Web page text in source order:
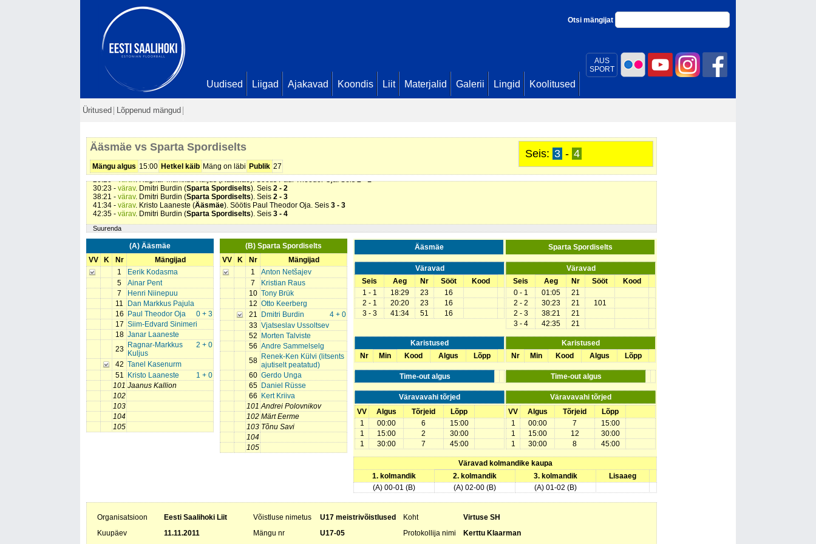
AUS
SPORT
Otsi mängijat
Uudised Liigad Ajakavad Koondis Liit Materjalid Galerii Lingid Koolitused
Üritused Lõppenud mängud
Seis: 3 - 4
Ääsmäe vs Sparta Spordiselts
Mängu algus 15:00 Hetkel käib Mäng on läbi Publik 27
01:05 -värav. Dmitri Burdin (Sparta Spordiselts). Seis0 - 1
18:29 -värav. Ragnar-Markkus Kuljus (Ääsmäe). Söötis Paul Theodor Oja. Seis
20:20 -värav. Ragnar-Markkus Kuljus (Ääsmäe). Söötis Paul Theodor Oja. Seis2 - 1
30:23 - värav. Dmitri Burdin (Sparta Spordiselts). Seis 2 - 2
38:21 - värav. Dmitri Burdin (Sparta Spordiselts). Seis 2 - 3
41:34 - värav. Kristo Laaneste (Ääsmäe). Söötis Paul Theodor Oja. Seis 3 - 3
42:35 - värav. Dmitri Burdin (Sparta Spordiselts). Seis 3 - 4
Suurenda
(A) Ääsmäe
VV
K Nr
Mängijad
1
Eerik Kodasma
5
Ainar Pent
7
Henri Niinepuu
11
Dan Markkus Pajula
16
0 + 3
Paul Theodor Oja
17 Siim-Edvard Sinimeri
18 Janar Laaneste
23
2 + 0
Ragnar-Markkus
Kuljus
42 Tanel Kasenurm
51
1 + 0
Kristo Laaneste
101 Jaanus Kallion
102
103
104
105
(B) Sparta Spordiselts
VV
K Nr
Mängijad
1
Anton Netšajev
7
Kristian Raus
10 Tony Brük
12 Otto Keerberg
21
4 + 0
Dmitri Burdin
33 Vjatseslav Ussoltsev
52
Morten Talviste
56 Andre Sammelselg
58
Renek-Ken Külvi (litsents
ajutiselt peatatud)
60 Gerdo Unga
65
Daniel Rüsse
66
Kert Kriiva
101 Andrei Polovnikov
102 Märt Eerme
103 Tõnu Savi
104
105
Ääsmäe Sparta Spordiselts
Väravad
Seis
Aeg Nr Sööt
Kood
1 - 1
18:29 23
16
2 - 1
20:20 23
16
3 - 3
41:34 51 16
Väravad
Seis
Aeg Nr Sööt
Kood
0 - 1
01:05
21
2 - 2
30:23 21
101
2 - 3
38:21
21
3 - 4
42:35 21
Karistused
Nr
Min Kood Algus Lõpp
Karistused
Nr
Min Kood Algus Lõpp
Time-out algus Time-out algus
Väravavahi tõrjed
Väravavahi tõrjed
VV
Algus Tõrjeid
Lõpp
1
00:00 6
15:00
1
15:00 2
30:00
1
30:00 7 45:00
VV Algus Tõrjeid
Lõpp
1
00:00 7
15:00
1
15:00 12
30:00
1
30:00 8 45:00
Väravad kolmandike kaupa
1. kolmandik
2. kolmandik 3. kolmandik
Lisaaeg
(A) 00-01 (B)
(A) 02-00 (B) (A) 01-02 (B)
Organisatsioon Eesti Saalihoki Liit Võistluse nimetus U17 meistrivõistlused Koht
Virtuse SH
Kuupäev
11.11.2011 Mängu nr U17-05 Protokollija nimi Kerttu Klaarman